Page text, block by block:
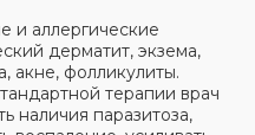
и аллергические
дерматит, экзема,
акне, фолликулиты.
терапии врач
наличия паразитоза,